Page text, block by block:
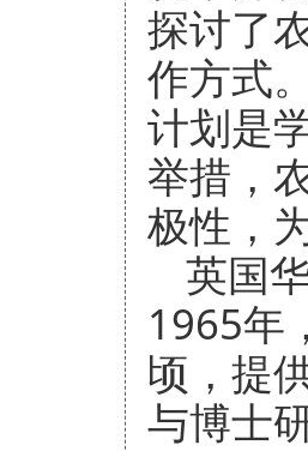
探讨了
作方式
计划是
举措，
极性，
英国
1965年
顷，提
与博士